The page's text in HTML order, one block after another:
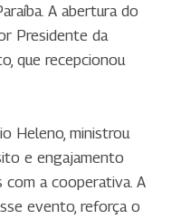
A abertura do
Presidente da
que recepcionou
Heleno, ministrou
e engajamento
a cooperativa. A
evento, reforça o